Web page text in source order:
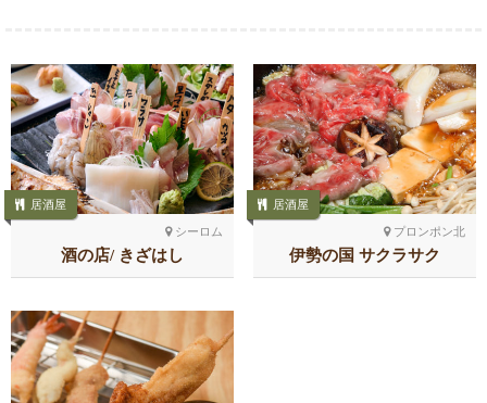
シーロム
居酒屋
酒の店/ きざはし
プロンポン北
居酒屋
伊勢の国 サクラサク